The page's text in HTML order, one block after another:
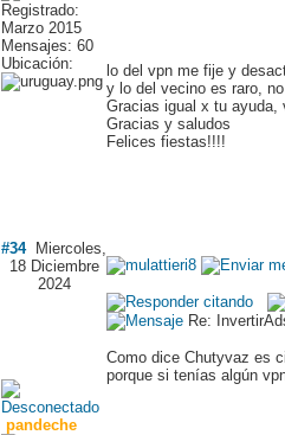
Registrado:
Marzo 2015
Mensajes: 60
Ubicación:
lo del vpn me fije y
y lo del vecino es raro,
Gracias igual x tu ayuda,
Gracias y saludos
Felices fiestas!!!!
#34Miercoles,
18 Diciembre
2024
pandeche
Re:
Como dice Chutyvaz es
porque si tenías algún